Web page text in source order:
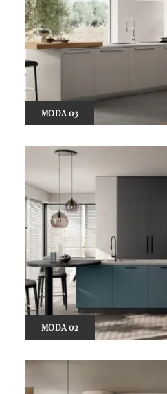
MODA 03
MODA 02